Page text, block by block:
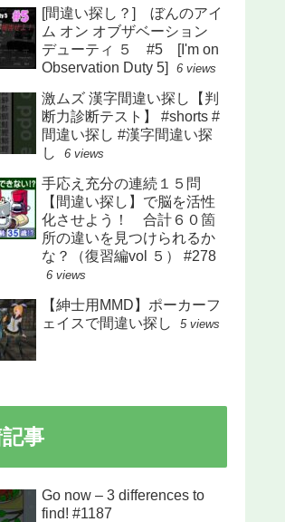
[間違い探し？] ぼんのアイ
ム オン オブザベーション
デューティ ５ #5 [I'm on
Observation Duty 5]
6 views
激ムズ 漢字間違い探し【判
断力診断テスト】 #shorts #
間違い探し #漢字間違い探
し
6 views
手応え充分の連続１５問
【間違い探し】で脳を活性
化させよう！ 合計６０箇
所の違いを見つけられるか
な？（復習編vol ５） #278
6 views
【紳士用MMD】ポーカーフ
ェイスで間違い探し
5 views
事
Go now – 3 differences to
find! #1187